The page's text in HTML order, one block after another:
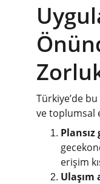
Türkiye’de
ve toplumsal
erişim
Ulaşım